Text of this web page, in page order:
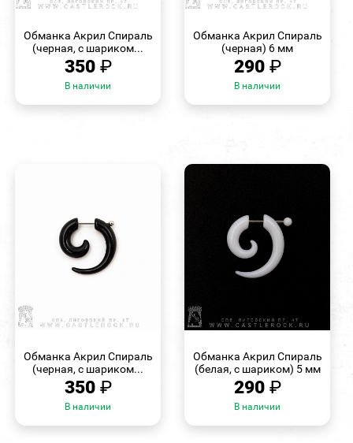
Обманка Акрил Спираль
(черная, с шариком...
350 ₽
В наличии
Обманка Акрил Спираль
(черная) 6 мм
290 ₽
В наличии
Обманка Акрил Спираль
(черная, с шариком...
350 ₽
В наличии
Обманка Акрил Спираль
(белая, с шариком) 5 мм
290 ₽
В наличии